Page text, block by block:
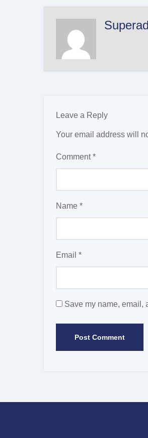
Leave a Reply
Your email address will
Comment*
Name *
Email *
Save my name, email,